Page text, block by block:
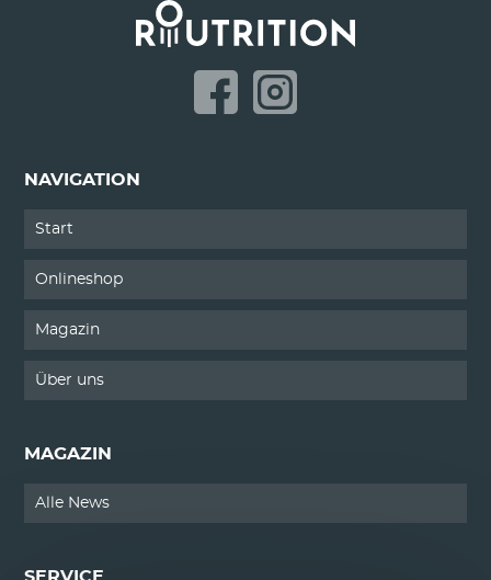
NAVIGATION
Start
Onlineshop
Magazin
Über uns
MAGAZIN
Alle News
SERVICE